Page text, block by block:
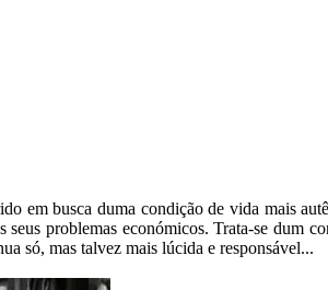
busca duma condição de vida mais
problemas económicos. Trata-se dum
só, mas talvez mais lúcida e responsável...